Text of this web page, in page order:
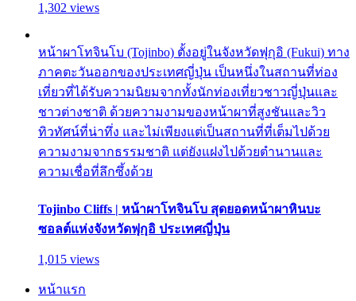
1,302 views
หน้าผาโทจินโบ (Tojinbo) ตั้งอยู่ในจังหวัดฟุกุอิ (Fukui) ทาง
ภาคตะวันออกของประเทศญี่ปุ่น เป็นหนึ่งในสถานที่ท่อง
เที่ยวที่ได้รับความนิยมจากทั้งนักท่องเที่ยวชาวญี่ปุ่นและ
ชาวต่างชาติ ด้วยความงามของหน้าผาที่สูงชันและวิว
ทิวทัศน์ที่น่าทึ่ง และไม่เพียงแต่เป็นสถานที่ที่เต็มไปด้วย
ความงามจากธรรมชาติ แต่ยังแฝงไปด้วยตำนานและ
ความเชื่อที่ลึกซึ้งด้วย
Tojinbo Cliffs | หน้าผาโทจินโบ สุดยอดหน้าผาหินบะ
ซอลต์แห่งจังหวัดฟุกุอิ ประเทศญี่ปุ่น
1,015 views
หน้าแรก